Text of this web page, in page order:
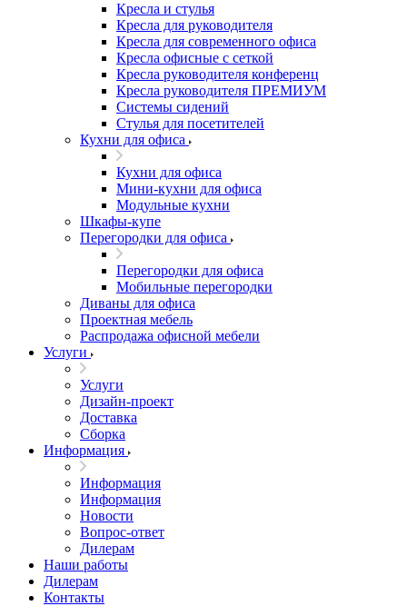
Кресла и стулья
Кресла для руководителя
Кресла для современного офиса
Кресла офисные с сеткой
Кресла руководителя конференц
Кресла руководителя ПРЕМИУМ
Системы сидений
Стулья для посетителей
Кухни для офиса
Кухни для офиса
Мини-кухни для офиса
Модульные кухни
Шкафы-купе
Перегородки для офиса
Перегородки для офиса
Мобильные перегородки
Диваны для офиса
Проектная мебель
Распродажа офисной мебели
Услуги
Услуги
Дизайн-проект
Доставка
Сборка
Информация
Информация
Информация
Новости
Вопрос-ответ
Дилерам
Наши работы
Дилерам
Контакты